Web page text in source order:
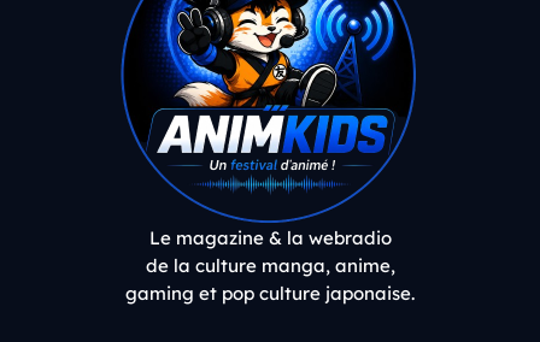
Le magazine & la webradio
de la culture manga, anime,
gaming et pop culture japonaise.